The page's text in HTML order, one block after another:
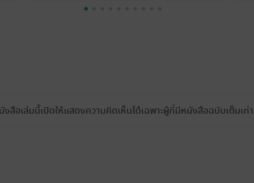
สือเล่มนี้เปิดให้แสดงความคิดเห็นได้เฉพาะผู้ที่มีหนังสือฉบับเต็มเท่